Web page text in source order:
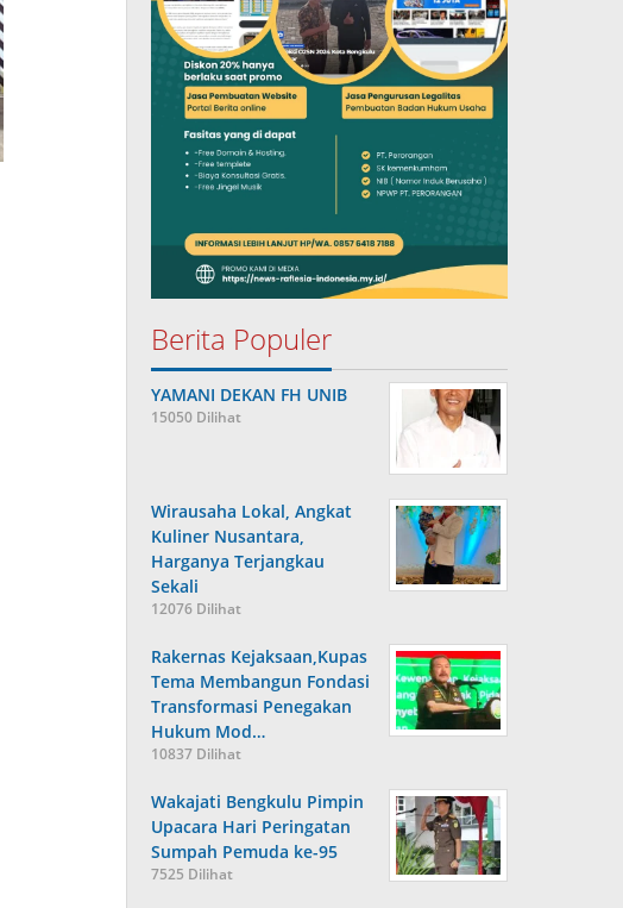
Berita Populer
YAMANI DEKAN FH UNIB
15050 Dilihat
Wirausaha Lokal, Angkat
Kuliner Nusantara,
Harganya Terjangkau
Sekali
12076 Dilihat
Rakernas Kejaksaan,Kupas
Tema Membangun Fondasi
Transformasi Penegakan
Hukum Mod…
10837 Dilihat
Wakajati Bengkulu Pimpin
Upacara Hari Peringatan
Sumpah Pemuda ke-95
7525 Dilihat